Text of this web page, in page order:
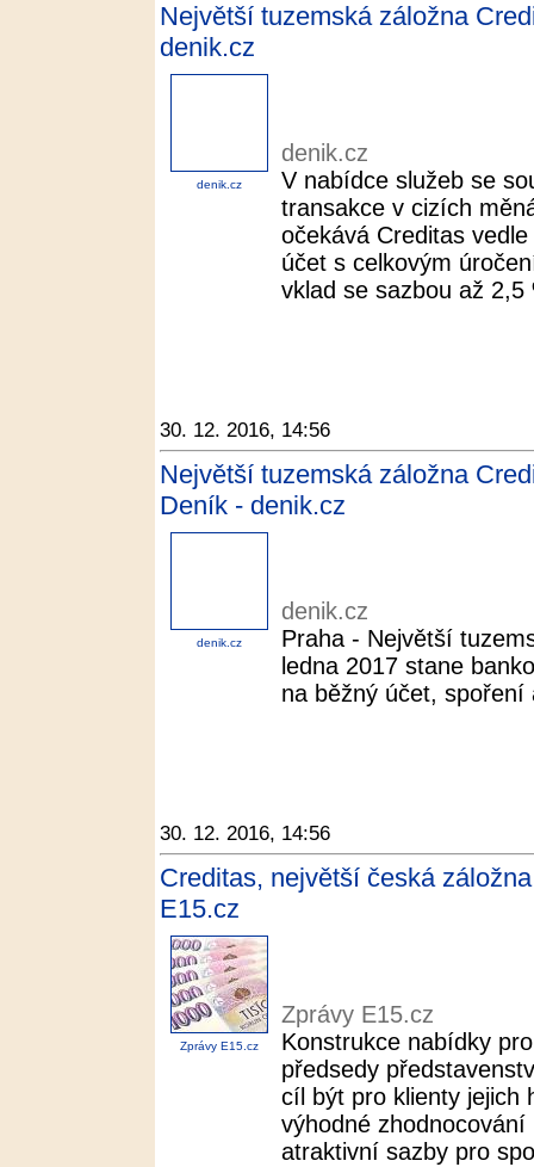
Největší tuzemská záložna
denik.cz
denik.cz
denik.cz
V nabídce služeb se
transakce v cizích
očekává Creditas
účet s celkovým
vklad se sazbou až 2,5
30. 12. 2016, 14:56
Největší tuzemská záložna
Deník - denik.cz
denik.cz
denik.cz
Praha - Největší
ledna 2017 stane
na běžný účet,
30. 12. 2016, 14:56
Creditas, největší česká
E15.cz
Zprávy E15.cz
Zprávy E15.cz
Konstrukce nabídky
předsedy
cíl být pro klienty jejich
výhodné
atraktivní sazby pro